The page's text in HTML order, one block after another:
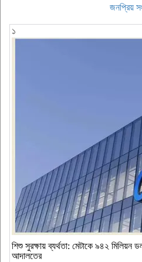
জনপ্রিয়
১
শিশু সুরক্ষায় ব্যর্থতা: মেটাকে ৯৪২ মিলিয়ন
আদালতের